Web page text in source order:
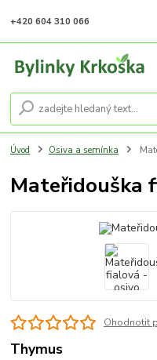
+420 604 310 066
Úvod Osiva a semínka
Mateřidouška
Ohodnotit
Thymus